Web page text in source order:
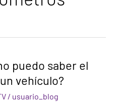
puedo saber el
vehículo?
/ usuario_blog